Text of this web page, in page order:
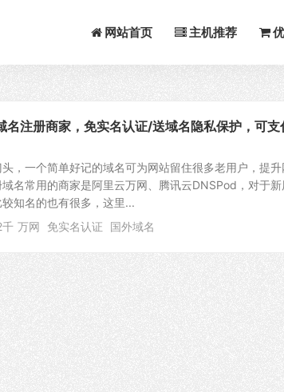
网站首页 主机推荐
名注册商家，免实名认证/送域名隐私保护，可
，一个简单好记的域名可为网站留住很多老用户，提
名常用的商家是阿里云万网、腾讯云DNSPod，对于
知名的也有很多，这里...
万网 免实名认证 国外域名